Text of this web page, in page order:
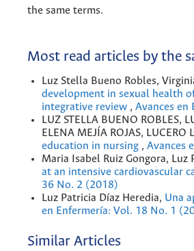
the same terms.
Most read articles by the
Luz Stella Bueno Robles,
development in sexual health
integrative review , Avances en
LUZ STELLA BUENO ROBLES,
ELENA MEJÍA ROJAS, LUCERO
education in nursing , Avances
Maria Isabel Ruiz Gongora, Luz
at an intensive cardiovascular
36 No. 2 (2018)
Luz Patricia Díaz Heredia, Una
en Enfermería: Vol. 18 No. 1
Similar Articles